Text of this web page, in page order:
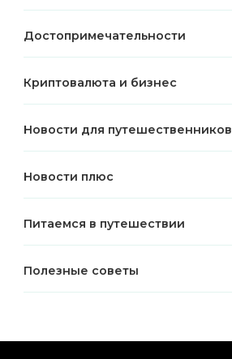
Достопримечательности
Криптовалюта и бизнес
Новости для путешественников
Новости плюс
Питаемся в путешествии
Полезные советы